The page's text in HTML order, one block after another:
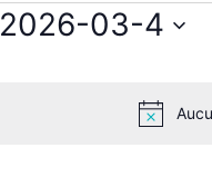
2026-03-4